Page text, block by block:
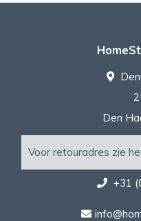
Den
Voor retouradres zie
+31